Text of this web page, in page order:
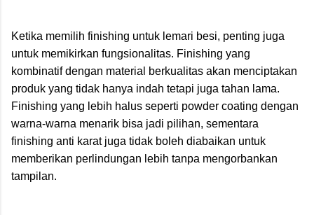
Ketika memilih finishing untuk lemari besi, penting juga
untuk memikirkan fungsionalitas. Finishing yang
kombinatif dengan material berkualitas akan menciptakan
produk yang tidak hanya indah tetapi juga tahan lama.
Finishing yang lebih halus seperti powder coating dengan
warna-warna menarik bisa jadi pilihan, sementara
finishing anti karat juga tidak boleh diabaikan untuk
memberikan perlindungan lebih tanpa mengorbankan
tampilan.